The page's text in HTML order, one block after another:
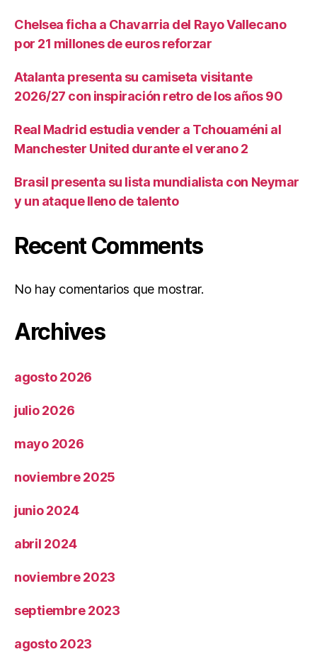
Chelsea ficha a Chavarria del Rayo Vallecano
por 21 millones de euros reforzar
Atalanta presenta su camiseta visitante
2026/27 con inspiración retro de los años 90
Real Madrid estudia vender a Tchouaméni al
Manchester United durante el verano 2
Brasil presenta su lista mundialista con Neymar
y un ataque lleno de talento
Recent Comments
No hay comentarios que mostrar.
Archives
agosto 2026
julio 2026
mayo 2026
noviembre 2025
junio 2024
abril 2024
noviembre 2023
septiembre 2023
agosto 2023